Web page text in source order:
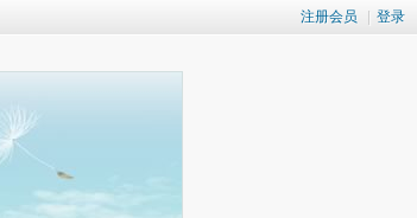
注册会员 登录